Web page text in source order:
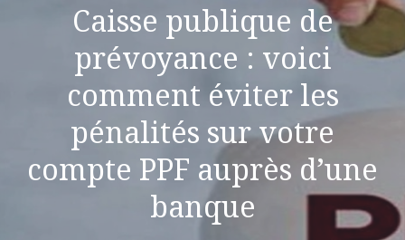
Caisse publique de
prévoyance : voici
comment éviter les
pénalités sur votre
compte PPF auprès d’une
banque